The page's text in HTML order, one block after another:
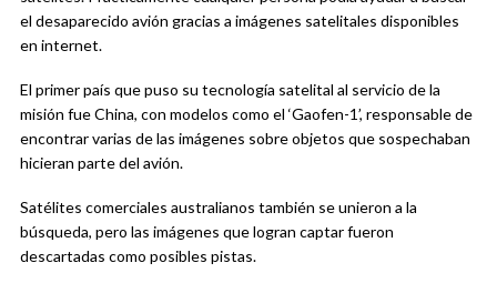
el desaparecido avión gracias a imágenes satelitales disponibles
en internet.
El primer país que puso su tecnología satelital al servicio de la
misión fue China, con modelos como el ‘Gaofen-1’, responsable de
encontrar varias de las imágenes sobre objetos que sospechaban
hicieran parte del avión.
Satélites comerciales australianos también se unieron a la
búsqueda, pero las imágenes que logran captar fueron
descartadas como posibles pistas.